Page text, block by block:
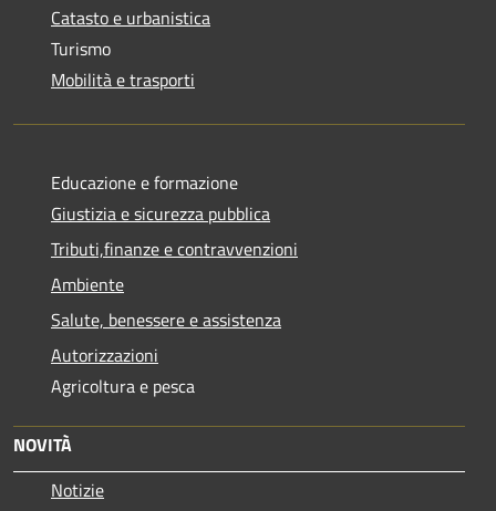
Catasto e urbanistica
Turismo
Mobilità e trasporti
Educazione e formazione
Giustizia e sicurezza pubblica
Tributi,finanze e contravvenzioni
Ambiente
Salute, benessere e assistenza
Autorizzazioni
Agricoltura e pesca
NOVITÀ
Notizie